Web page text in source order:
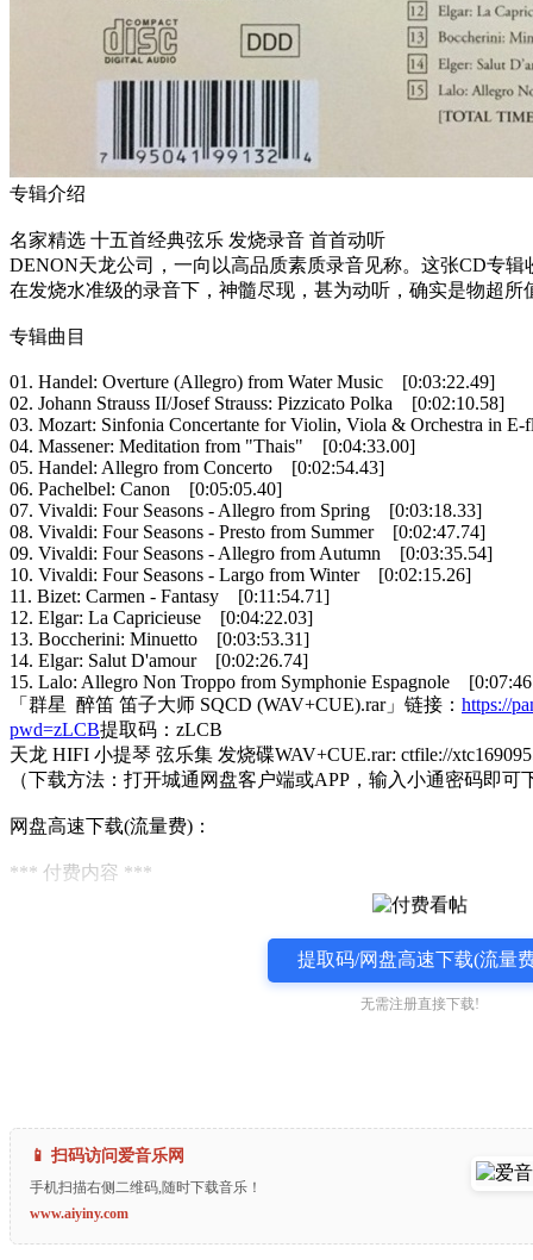
专辑介绍
名家精选 十五首经典弦乐 发烧录音 首首动听
DENON天龙公司，一向以高品质素质录音见称。这张CD专
在发烧水准级的录音下，神髓尽现，甚为动听，确实是物超所
专辑曲目
01. Handel: Overture (Allegro) from Water Music [0:03:22.49]
02. Johann Strauss II/Josef Strauss: Pizzicato Polka [0:02:10.58]
03. Mozart: Sinfonia Concertante for Violin, Viola & Orchestra in
04. Massener: Meditation from "Thais" [0:04:33.00]
05. Handel: Allegro from Concerto [0:02:54.43]
06. Pachelbel: Canon [0:05:05.40]
07. Vivaldi: Four Seasons - Allegro from Spring [0:03:18.33]
08. Vivaldi: Four Seasons - Presto from Summer [0:02:47.74]
09. Vivaldi: Four Seasons - Allegro from Autumn [0:03:35.54]
10. Vivaldi: Four Seasons - Largo from Winter [0:02:15.26]
11. Bizet: Carmen - Fantasy [0:11:54.71]
12. Elgar: La Capricieuse [0:04:22.03]
13. Boccherini: Minuetto [0:03:53.31]
14. Elgar: Salut D'amour [0:02:26.74]
15. Lalo: Allegro Non Troppo from Symphonie Espagnole
「群星 醉笛 笛子大师 SQCD (WAV+CUE).rar」链接： https://
pwd=zLCB提取码：zLCB
天龙 HIFI 小提琴 弦乐集 发烧碟WAV+CUE.rar: ctfile://
（下载方法：打开城通网盘客户端或APP，输入小通密码即可
网盘高速下载(流量费)：
*** 付费内容 ***
提取码/网盘高速下载(流量
无需注册直接下载!
📱 扫码访问爱音乐网
手机扫描右侧二维码,随时下载音乐！
www.aiyiny.com